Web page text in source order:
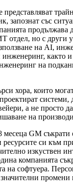
запознат със
продължава
отдел, но с други
на AI,
както и
на
хора, които
системи,
а не просто
на
месеца GM
ресурсите си към
изкуствен
компанията
на софтуера.
промени